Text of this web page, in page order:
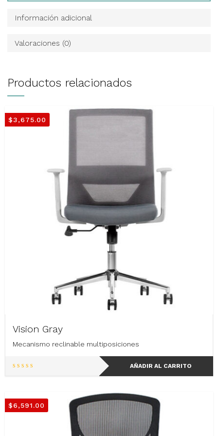
Información adicional
Valoraciones (0)
Productos relacionados
$3,675.00
Vision Gray
Mecanismo reclinable multiposiciones
AÑADIR AL CARRITO
$6,591.00